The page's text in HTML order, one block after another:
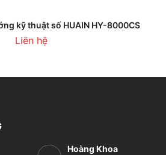
kỹ thuật số HUAIN HY-8000CS
Liên hệ
Hoàng Khoa